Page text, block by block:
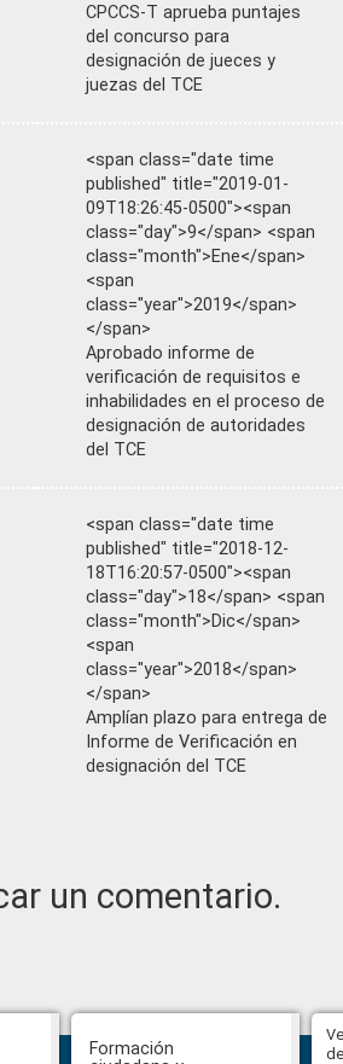
CPCCS-T aprueba puntajes
del concurso para
designación de jueces y
juezas del TCE
<span class="date time
published" title="2019-01-
09T18:26:45-0500"><span
class="day">9</span> <span
class="month">Ene</span>
<span
class="year">2019</span>
</span>
Aprobado informe de
verificación de requisitos e
inhabilidades en el proceso de
designación de autoridades
del TCE
<span class="date time
published" title="2018-12-
18T16:20:57-0500"><span
class="day">18</span> <span
class="month">Dic</span>
<span
class="year">2018</span>
</span>
Amplían plazo para entrega de
Informe de Verificación en
designación del TCE
un comentario.
Formación
Veeduría para realizar el
seguimiento de la gestión